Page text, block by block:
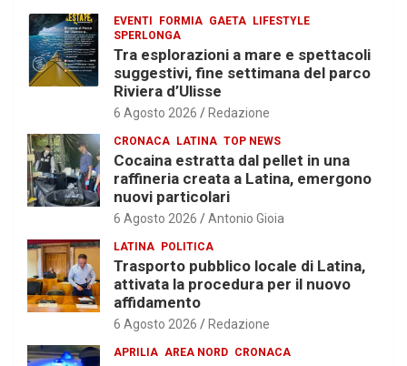
EVENTI FORMIA GAETA LIFESTYLE
SPERLONGA
Tra esplorazioni a mare e spettacoli
suggestivi, fine settimana del parco
Riviera d’Ulisse
6 Agosto 2026 Redazione
CRONACA LATINA TOP NEWS
Cocaina estratta dal pellet in una
raffineria creata a Latina, emergono
nuovi particolari
6 Agosto 2026 Antonio Gioia
LATINA POLITICA
Trasporto pubblico locale di Latina,
attivata la procedura per il nuovo
affidamento
6 Agosto 2026 Redazione
APRILIA AREA NORD CRONACA